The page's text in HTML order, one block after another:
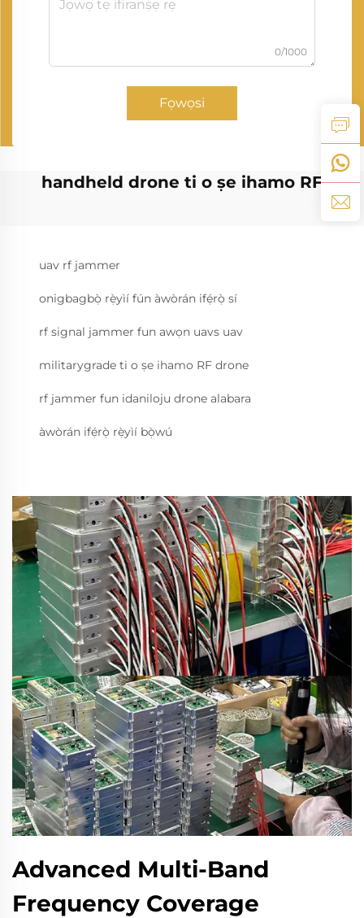
0/1000
Fọwọsi
handheld drone ti o ṣe ihamo RF
uav rf jammer
onigbagbọ̀ rẹ̀yìí fún àwòrán ifẹ́rọ̀ sí
rf signal jammer fun awọn uavs uav
militarygrade ti o ṣe ihamo RF drone
rf jammer fun idaniloju drone alabara
àwòrán ifẹ́rọ̀ rẹ̀yìí bọ̀wú
Advanced Multi-Band
Frequency Coverage